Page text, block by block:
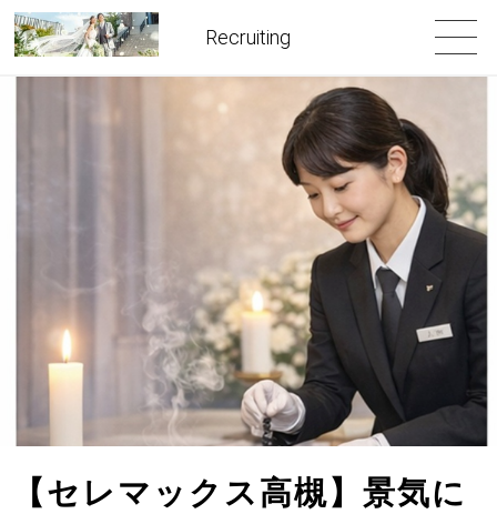
Recruiting
【セレマックス高槻】景気に